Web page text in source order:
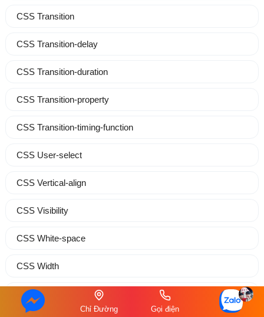
CSS Transition
CSS Transition-delay
CSS Transition-duration
CSS Transition-property
CSS Transition-timing-function
CSS User-select
CSS Vertical-align
CSS Visibility
CSS White-space
CSS Width
CSS Word-break
Chỉ Đường Gọi điện